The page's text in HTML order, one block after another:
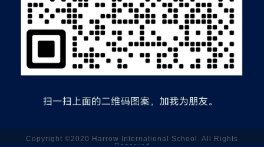
Copyright ©2020 Harrow International School. All Rights